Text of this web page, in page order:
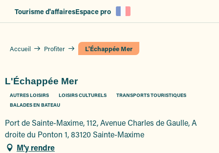
Tourisme d'affairesEspace pro
Accueil Profiter L'Échappée Mer
L'Échappée Mer
AUTRES LOISIRS LOISIRS CULTURELS
TRANSPORTS TOURISTIQUES
BALADES EN BATEAU
Port de Sainte-Maxime, 112, Avenue Charles de Gaulle, A
droite du Ponton 1, 83120 Sainte-Maxime
M'y rendre